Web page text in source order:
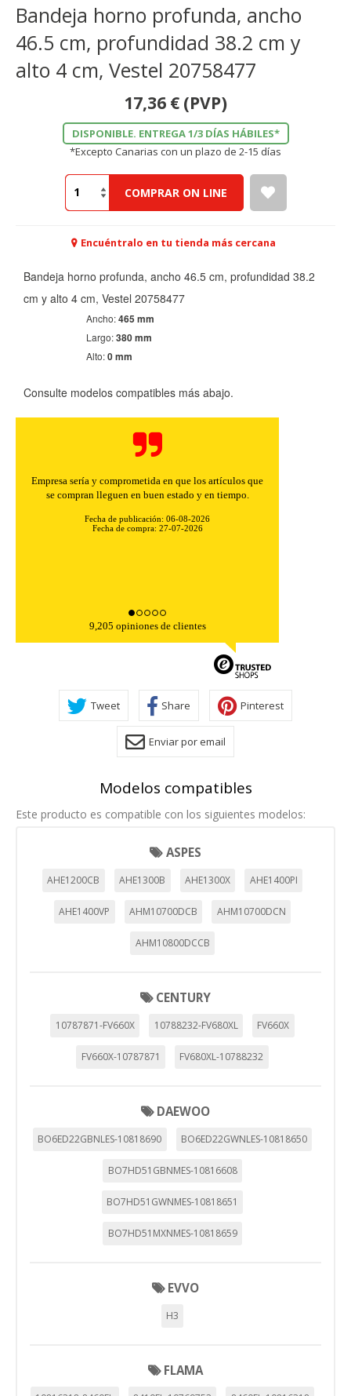
Bandeja horno profunda, ancho
46.5 cm, profundidad 38.2 cm y
alto 4 cm, Vestel 20758477
17,36 € (PVP)
DISPONIBLE. ENTREGA 1/3 DÍAS HÁBILES*
*Excepto Canarias con un plazo de 2-15 días
COMPRAR ON LINE
Encuéntralo en tu tienda más cercana
Bandeja horno profunda, ancho 46.5 cm, profundidad 38.2
cm y alto 4 cm, Vestel 20758477
Ancho:465 mm
Largo:380 mm
Alto:0 mm
Consulte modelos compatibles más abajo.
Empresa sería y comprometida en que los artículos que
se compran lleguen en buen estado y en tiempo.
Fecha de publicación: 06-08-2026
Fecha de compra: 27-07-2026
9,205 opiniones de clientes
Tweet Share Pinterest
Enviar por email
Modelos compatibles
Este producto es compatible con los siguientes modelos:
ASPES
AHE1200CB AHE1300B AHE1300X AHE1400PI
AHE1400VP AHM10700DCB AHM10700DCN
AHM10800DCCB
CENTURY
10787871-FV660X 10788232-FV680XL FV660X
FV660X-10787871 FV680XL-10788232
DAEWOO
BO6ED22GBNLES-10818690 BO6ED22GWNLES-10818650
BO7HD51GBNMES-10816608
BO7HD51GWNMES-10818651
BO7HD51MXNMES-10818659
EVVO
H3
FLAMA